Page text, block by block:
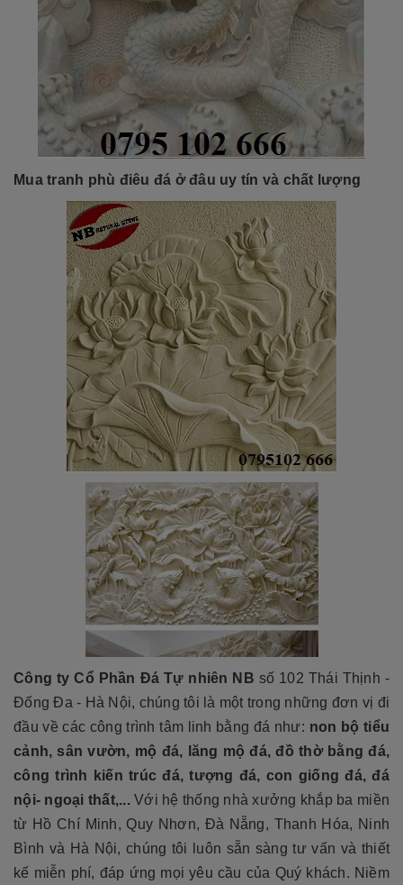
Mua tranh phù điêu đá ở đâu uy tín và chất lượng
Công ty Cổ Phần Đá Tự nhiên NB số 102 Thái Thịnh -
Đống Đa - Hà Nội, chúng tôi là một trong những đơn vị đi
đầu về các công trình tâm linh bằng đá như: non bộ tiểu
cảnh, sân vườn, mộ đá, lăng mộ đá, đồ thờ bằng đá,
công trình kiến trúc đá, tượng đá, con giống đá, đá
nội- ngoại thất,...Với hệ thống nhà xưởng khắp ba miền
từ Hồ Chí Minh, Quy Nhơn, Đà Nẵng, Thanh Hóa, Ninh
Bình và Hà Nội, chúng tôi luôn sẵn sàng tư vấn và thiết
kế miễn phí, đáp ứng mọi yêu cầu của Quý khách. Niềm